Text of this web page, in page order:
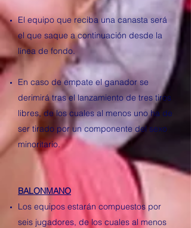
El equipo que reciba una canasta será
el que saque a continuación desde la
línea de fondo.
En caso de empate el ganador se
derimirá tras el lanzamiento de tres tiros
libres, de los cuales al menos uno ha de
ser tirado por un componente del sexo
minoritario.
BALONMANO
Los equipos estarán compuestos por
seis jugadores, de los cuales al menos